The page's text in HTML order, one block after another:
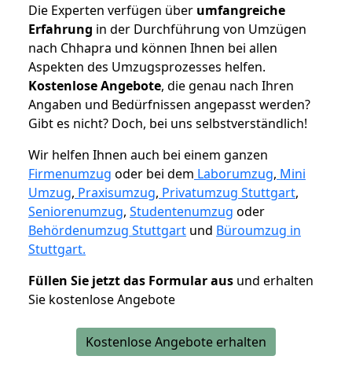
Die Experten verfügen über umfangreiche
Erfahrung in der Durchführung von Umzügen
nach Chhapra und können Ihnen bei allen
Aspekten des Umzugsprozesses helfen.
Kostenlose Angebote, die genau nach Ihren
Angaben und Bedürfnissen angepasst werden?
Gibt es nicht? Doch, bei uns selbstverständlich!
Wir helfen Ihnen auch bei einem ganzen
Firmenumzug oder bei dem Laborumzug, Mini
Umzug, Praxisumzug, Privatumzug Stuttgart,
Seniorenumzug, Studentenumzug oder
Behördenumzug Stuttgart und Büroumzug in
Stuttgart.
Füllen Sie jetzt das Formular aus und erhalten
Sie kostenlose Angebote
Kostenlose Angebote erhalten